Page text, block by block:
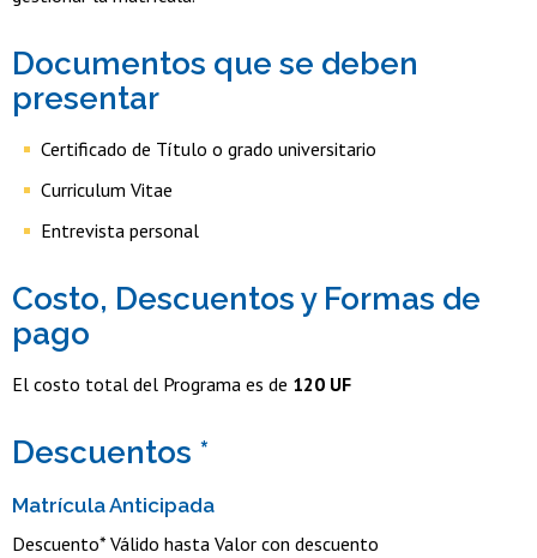
Documentos que se deben
presentar
Certificado de Título o grado universitario
Curriculum Vitae
Entrevista personal
Costo, Descuentos y Formas de
pago
El costo total del Programa es de 120 UF
Descuentos *
Matrícula Anticipada
Descuento* Válido hasta Valor con descuento